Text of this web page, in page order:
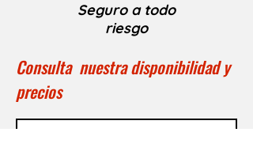
Seguro a todo
riesgo
Consulta nuestra disponibilidad y
precios